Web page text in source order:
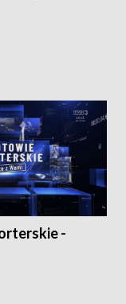
-